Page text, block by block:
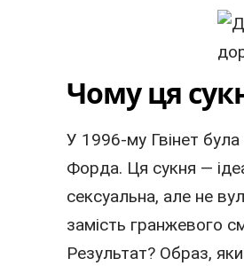
Чому ця
У 1996-му Гвінет
Форда. Ця сукня —
сексуальна, але не
замість гранжевого
Результат? Образ,